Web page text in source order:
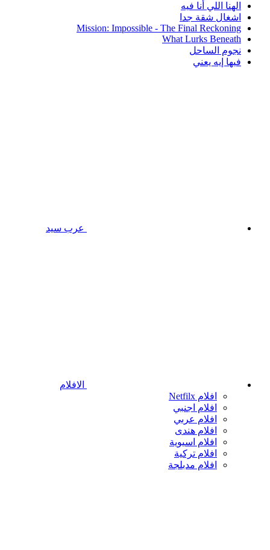
الهنا اللي أنا فيه
اشغال شقة جدا
Mission: Impossible - The Final Reckoning
What Lurks Beneath
نجوم الساحل
فيها إيه يعني
عرب سيد
الافلام
افلام Netfilx
افلام اجنبي
افلام عربي
افلام هندى
افلام اسيوية
افلام تركية
افلام مدبلجة